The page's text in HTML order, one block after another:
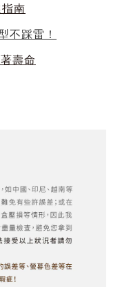
南
不踩雷！
壽命